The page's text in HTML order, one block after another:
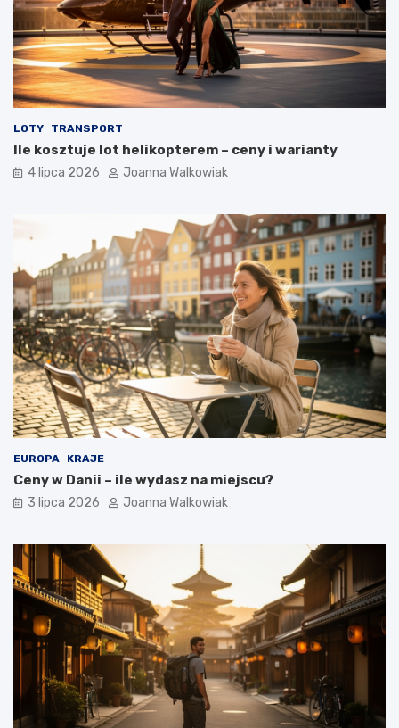
LOTY TRANSPORT
Ile kosztuje lot helikopterem – ceny i warianty
4 lipca 2026 Joanna Walkowiak
EUROPA KRAJE
Ceny w Danii – ile wydasz na miejscu?
3 lipca 2026 Joanna Walkowiak